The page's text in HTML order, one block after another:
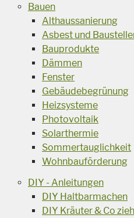
Bauen
Althaussanierung
Asbest und
Bauprodukte
Dämmen
Fenster
Gebäudebegrünung
Heizsysteme
Photovoltaik
Solarthermie
Sommertauglichkeit
Wohnbauförderung
DIY - Anleitungen
DIY Haltbarmachen
DIY Kräuter & Co